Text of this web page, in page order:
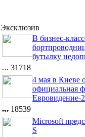
Эксклюзив
В бизнес-
бутылку
31718
4 мая в Киеве
официальная
Евровидение-
18539
Microsoft
S